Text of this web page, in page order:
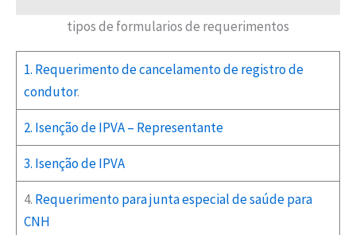
tipos de formularios de requerimentos
1. Requerimento de cancelamento de registro de
condutor.
2. Isenção de IPVA – Representante
3. Isenção de IPVA
4. Requerimento para junta especial de saúde para
CNH